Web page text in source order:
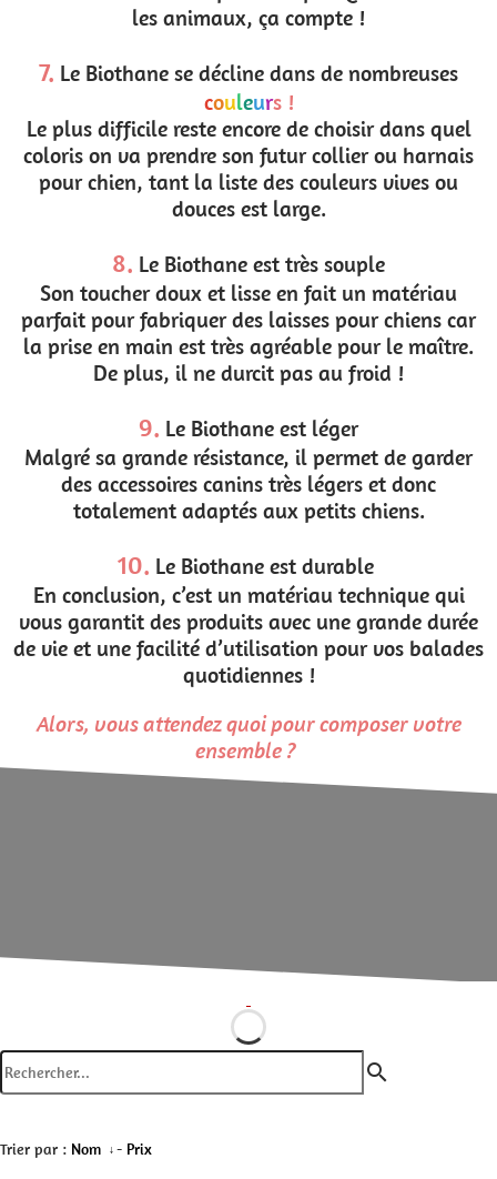
les animaux, ça compte !
7. Le Biothane se décline dans de nombreuses
couleurs !
Le plus difficile reste encore de choisir dans quel
coloris on va prendre son futur collier ou harnais
pour chien, tant la liste des couleurs vives ou
douces est large.
8. Le Biothane est très souple
Son toucher doux et lisse en fait un matériau
parfait pour fabriquer des laisses pour chiens car
la prise en main est très agréable pour le maître.
De plus, il ne durcit pas au froid !
9. Le Biothane est léger
Malgré sa grande résistance, il permet de garder
des accessoires canins très légers et donc
totalement adaptés aux petits chiens.
10. Le Biothane est durable
En conclusion, c’est un matériau technique qui
vous garantit des produits avec une grande durée
de vie et une facilité d’utilisation pour vos balades
quotidiennes !
Alors, vous attendez quoi pour composer votre
ensemble ?
search
Trier par : Nom - Prix